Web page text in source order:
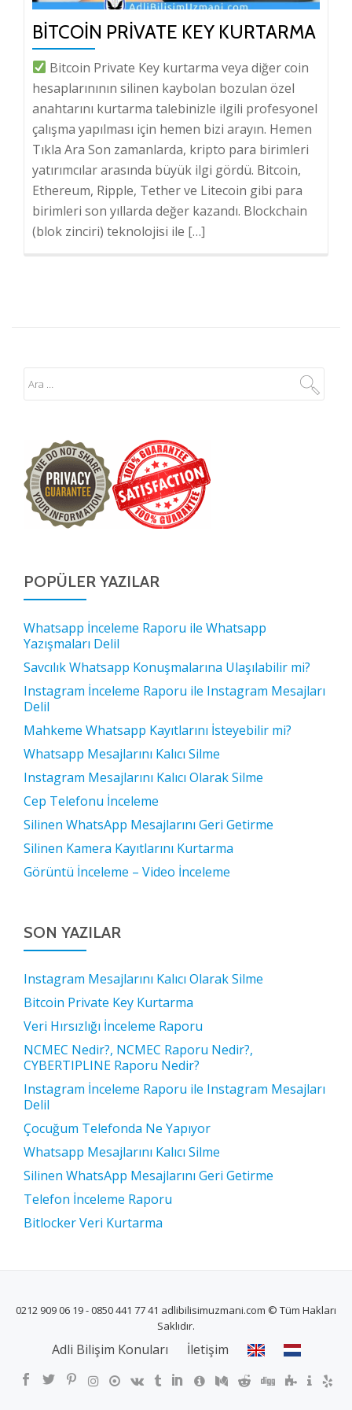
BITCOIN PRIVATE KEY KURTARMA
Bitcoin Private Key kurtarma veya diğer coin
hesaplarınının silinen kaybolan bozulan özel
anahtarını kurtarma talebinizle ilgili profesyonel
çalışma yapılması için hemen bizi arayın. Hemen
Tıkla Ara Son zamanlarda, kripto para birimleri
yatırımcılar arasında büyük ilgi gördü. Bitcoin,
Ethereum, Ripple, Tether ve Litecoin gibi para
birimleri son yıllarda değer kazandı. Blockchain
(blok zinciri) teknolojisi ile […]
POPÜLER YAZILAR
Whatsapp İnceleme Raporu ile Whatsapp
Yazışmaları Delil
Savcılık Whatsapp Konuşmalarına Ulaşılabilir mi?
Instagram İnceleme Raporu ile Instagram Mesajları
Delil
Mahkeme Whatsapp Kayıtlarını İsteyebilir mi?
Whatsapp Mesajlarını Kalıcı Silme
Instagram Mesajlarını Kalıcı Olarak Silme
Cep Telefonu İnceleme
Silinen WhatsApp Mesajlarını Geri Getirme
Silinen Kamera Kayıtlarını Kurtarma
Görüntü İnceleme – Video İnceleme
SON YAZILAR
Instagram Mesajlarını Kalıcı Olarak Silme
Bitcoin Private Key Kurtarma
Veri Hırsızlığı İnceleme Raporu
NCMEC Nedir?, NCMEC Raporu Nedir?,
CYBERTIPLINE Raporu Nedir?
Instagram İnceleme Raporu ile Instagram Mesajları
Delil
Çocuğum Telefonda Ne Yapıyor
Whatsapp Mesajlarını Kalıcı Silme
Silinen WhatsApp Mesajlarını Geri Getirme
Telefon İnceleme Raporu
Bitlocker Veri Kurtarma
0212 909 06 19 - 0850 441 77 41 adlibilisimuzmani.com © Tüm Hakları
Saklıdır.
İKINCILAdli Bilişim Konuları İletişim